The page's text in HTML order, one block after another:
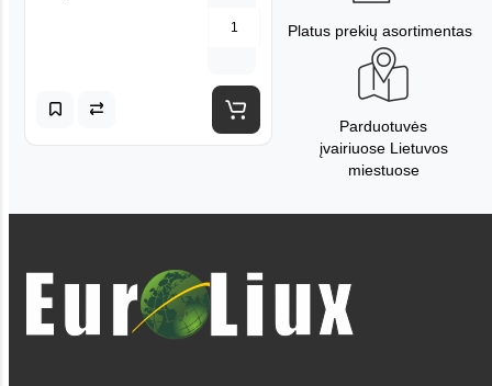
Platus prekių asortimentas
Parduotuvės
įvairiuose Lietuvos
miestuose